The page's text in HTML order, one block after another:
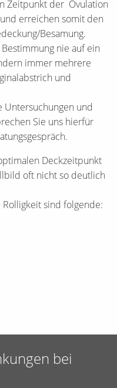
Zeitpunkt der Ovulation
erreichen somit den
Besamung.
nie auf ein
immer mehrere
und
Untersuchungen und
Sie uns hierfür
Deckzeitpunkt
oft nicht so deutlich
sind folgende:
bei